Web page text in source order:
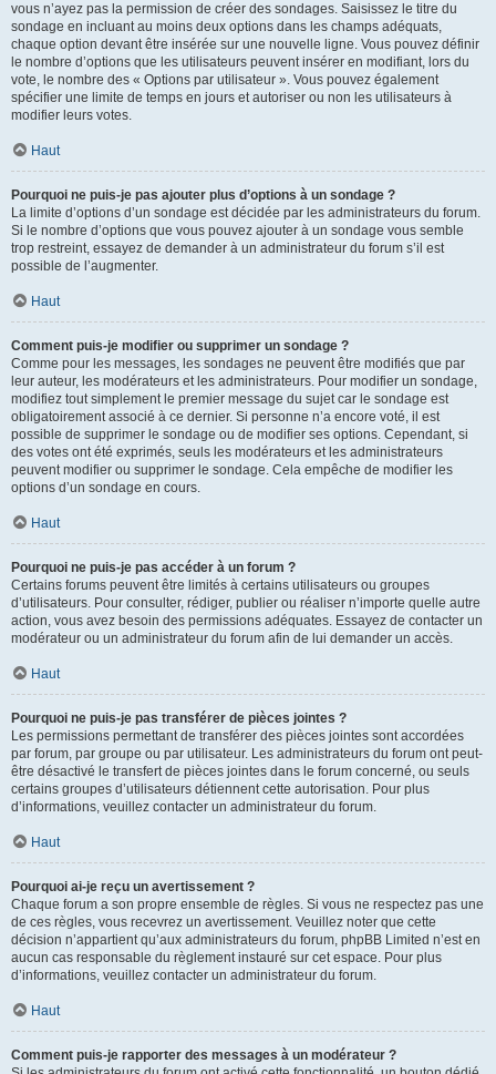
vous n’ayez pas la permission de créer des sondages. Saisissez le titre du
sondage en incluant au moins deux options dans les champs adéquats,
chaque option devant être insérée sur une nouvelle ligne. Vous pouvez définir
le nombre d’options que les utilisateurs peuvent insérer en modifiant, lors du
vote, le nombre des « Options par utilisateur ». Vous pouvez également
spécifier une limite de temps en jours et autoriser ou non les utilisateurs à
modifier leurs votes.
Haut
Pourquoi ne puis-je pas ajouter plus d’options à un sondage ?
La limite d’options d’un sondage est décidée par les administrateurs du forum.
Si le nombre d’options que vous pouvez ajouter à un sondage vous semble
trop restreint, essayez de demander à un administrateur du forum s’il est
possible de l’augmenter.
Haut
Comment puis-je modifier ou supprimer un sondage ?
Comme pour les messages, les sondages ne peuvent être modifiés que par
leur auteur, les modérateurs et les administrateurs. Pour modifier un sondage,
modifiez tout simplement le premier message du sujet car le sondage est
obligatoirement associé à ce dernier. Si personne n’a encore voté, il est
possible de supprimer le sondage ou de modifier ses options. Cependant, si
des votes ont été exprimés, seuls les modérateurs et les administrateurs
peuvent modifier ou supprimer le sondage. Cela empêche de modifier les
options d’un sondage en cours.
Haut
Pourquoi ne puis-je pas accéder à un forum ?
Certains forums peuvent être limités à certains utilisateurs ou groupes
d’utilisateurs. Pour consulter, rédiger, publier ou réaliser n’importe quelle autre
action, vous avez besoin des permissions adéquates. Essayez de contacter un
modérateur ou un administrateur du forum afin de lui demander un accès.
Haut
Pourquoi ne puis-je pas transférer de pièces jointes ?
Les permissions permettant de transférer des pièces jointes sont accordées
par forum, par groupe ou par utilisateur. Les administrateurs du forum ont peut-
être désactivé le transfert de pièces jointes dans le forum concerné, ou seuls
certains groupes d’utilisateurs détiennent cette autorisation. Pour plus
d’informations, veuillez contacter un administrateur du forum.
Haut
Pourquoi ai-je reçu un avertissement ?
Chaque forum a son propre ensemble de règles. Si vous ne respectez pas une
de ces règles, vous recevrez un avertissement. Veuillez noter que cette
décision n’appartient qu’aux administrateurs du forum, phpBB Limited n’est en
aucun cas responsable du règlement instauré sur cet espace. Pour plus
d’informations, veuillez contacter un administrateur du forum.
Haut
Comment puis-je rapporter des messages à un modérateur ?